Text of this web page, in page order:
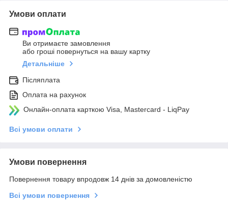
Умови оплати
Ви отримаєте замовлення
або гроші повернуться на вашу картку
Детальніше
Післяплата
Оплата на рахунок
Онлайн-оплата карткою Visa, Mastercard - LiqPay
Всі умови оплати
Умови повернення
Повернення товару впродовж 14 днів за домовленістю
Всі умови повернення